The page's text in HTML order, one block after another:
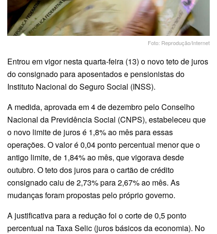
Foto: Reprodução/Internet
Entrou em vigor nesta quarta-feira (13) o novo teto de juros
do consignado para aposentados e pensionistas do
Instituto Nacional do Seguro Social (INSS).
A medida, aprovada em 4 de dezembro pelo Conselho
Nacional da Previdência Social (CNPS), estabeleceu que
o novo limite de juros é 1,8% ao mês para essas
operações. O valor é 0,04 ponto percentual menor que o
antigo limite, de 1,84% ao mês, que vigorava desde
outubro. O teto dos juros para o cartão de crédito
consignado caiu de 2,73% para 2,67% ao mês. As
mudanças foram propostas pelo próprio governo.
A justificativa para a redução foi o corte de 0,5 ponto
percentual na Taxa Selic (juros básicos da economia). No